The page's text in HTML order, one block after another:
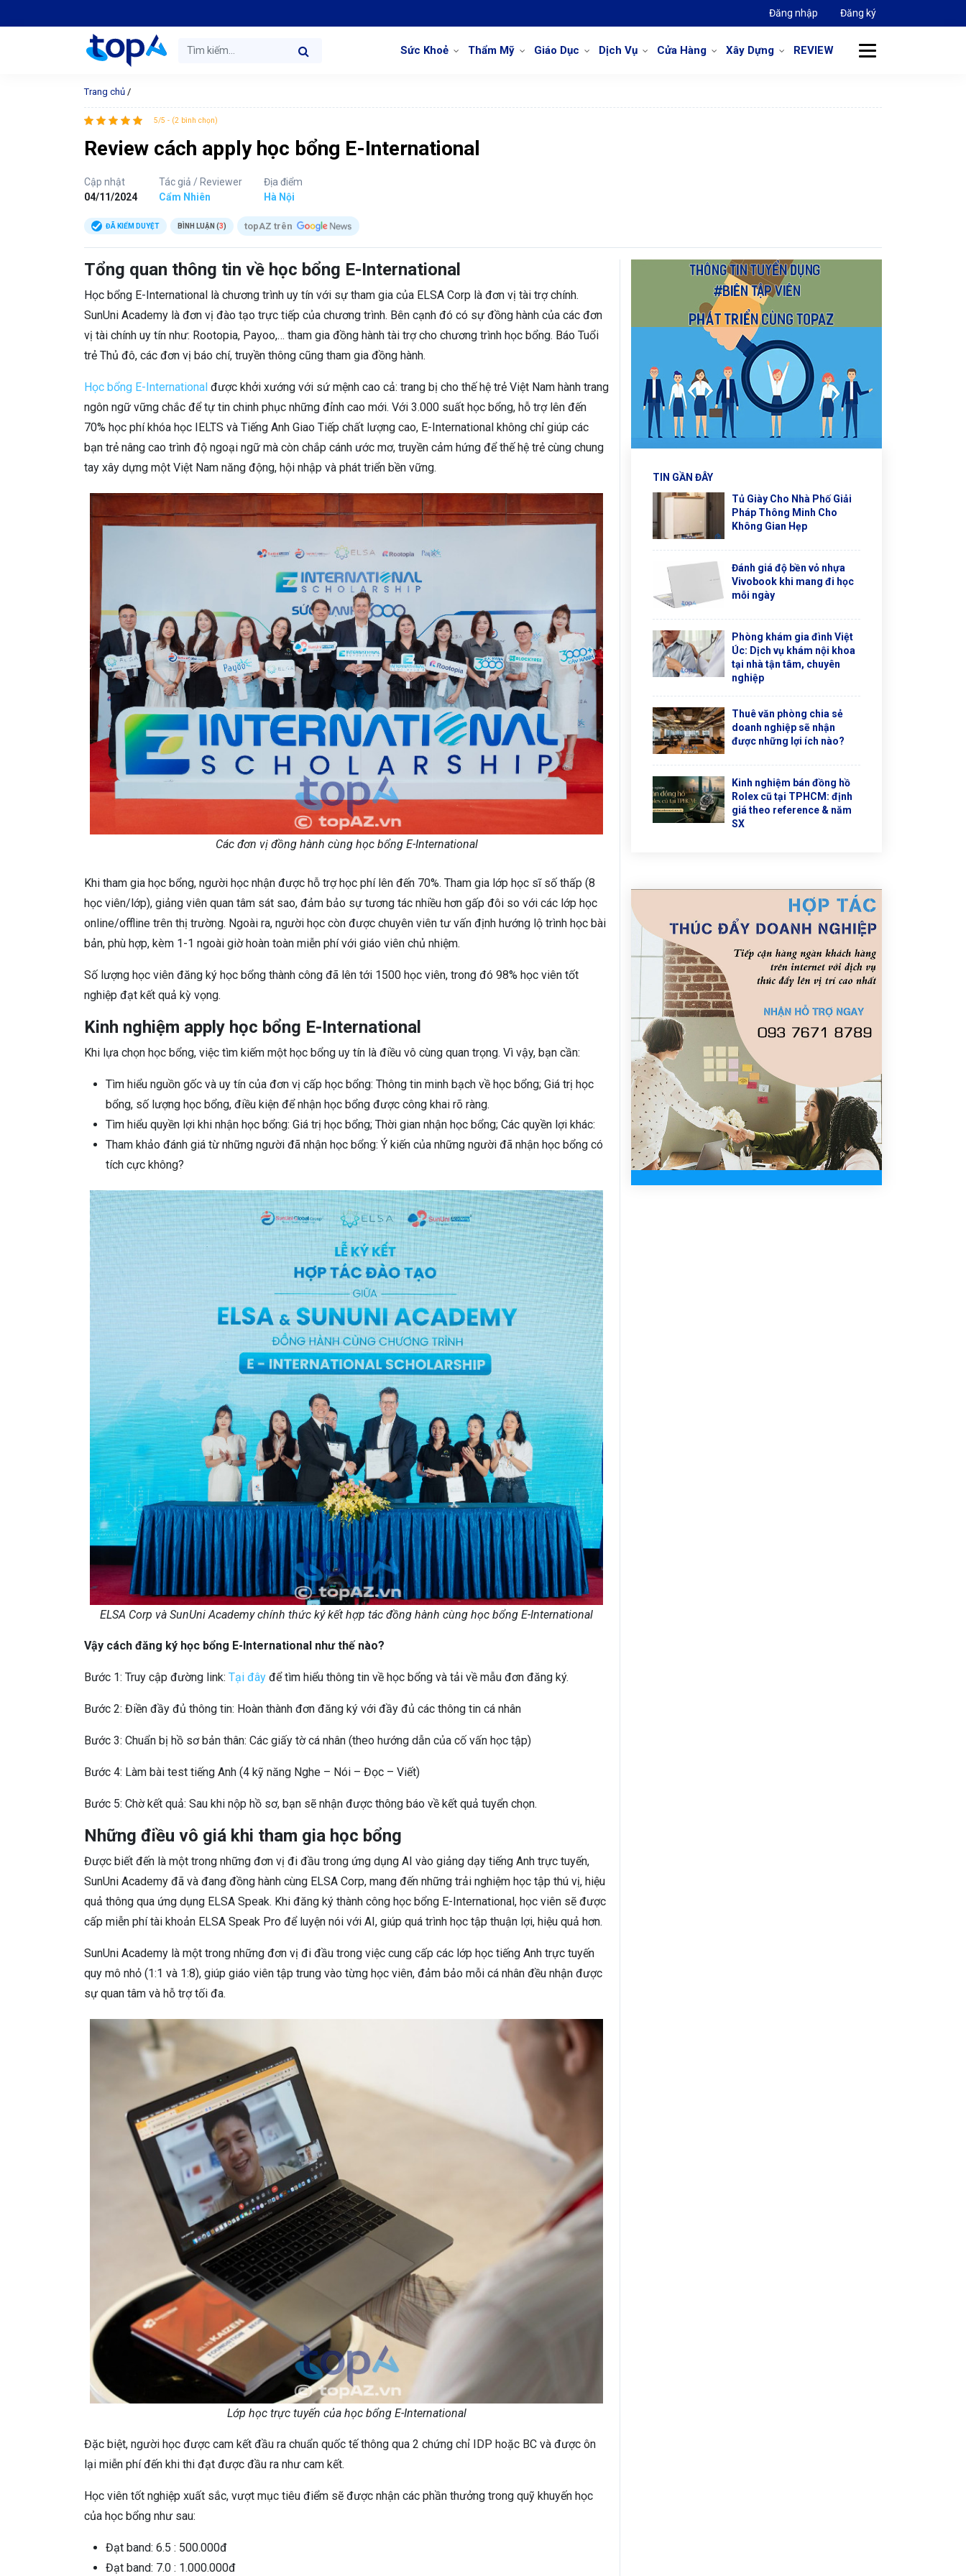
Đăng nhập Đăng ký
Sức Khoẻ Thẩm Mỹ Giáo Dục Dịch Vụ Cửa Hàng Xây Dựng REVIEW
Trang chủ /
5/5 - (2 bình chọn)
Review cách apply học bổng E-International
Cập nhật
04/11/2024
Tác giả / Reviewer
Cẩm Nhiên
Địa điểm
Hà Nội
ĐÃ KIỂM DUYỆT BÌNH LUẬN (3) topAZ trên
Tổng quan thông tin về học bổng E-International
Học bổng E-International là chương trình uy tín với sự tham gia của ELSA Corp là đơn vị tài trợ chính.
SunUni Academy là đơn vị đào tạo trực tiếp của chương trình. Bên cạnh đó có sự đồng hành của các đơn
vị tài chính uy tín như: Rootopia, Payoo,… tham gia đồng hành tài trợ cho chương trình học bổng. Báo Tuổi
trẻ Thủ đô, các đơn vị báo chí, truyền thông cũng tham gia đồng hành.
Học bổng E-International được khởi xướng với sứ mệnh cao cả: trang bị cho thế hệ trẻ Việt Nam hành trang
ngôn ngữ vững chắc để tự tin chinh phục những đỉnh cao mới. Với 3.000 suất học bổng, hỗ trợ lên đến
70% học phí khóa học IELTS và Tiếng Anh Giao Tiếp chất lượng cao, E-International không chỉ giúp các
bạn trẻ nâng cao trình độ ngoại ngữ mà còn chắp cánh ước mơ, truyền cảm hứng để thế hệ trẻ cùng chung
tay xây dựng một Việt Nam năng động, hội nhập và phát triển bền vững.
Các đơn vị đồng hành cùng học bổng E-International
Khi tham gia học bổng, người học nhận được hỗ trợ học phí lên đến 70%. Tham gia lớp học sĩ số thấp (8
học viên/lớp), giảng viên quan tâm sát sao, đảm bảo sự tương tác nhiều hơn gấp đôi so với các lớp học
online/offline trên thị trường. Ngoài ra, người học còn được chuyên viên tư vấn định hướng lộ trình học bài
bản, phù hợp, kèm 1-1 ngoài giờ hoàn toàn miễn phí với giáo viên chủ nhiệm.
Số lượng học viên đăng ký học bổng thành công đã lên tới 1500 học viên, trong đó 98% học viên tốt
nghiệp đạt kết quả kỳ vọng.
Kinh nghiệm apply học bổng E-International
Khi lựa chọn học bổng, việc tìm kiếm một học bổng uy tín là điều vô cùng quan trọng. Vì vậy, bạn cần:
Tìm hiểu nguồn gốc và uy tín của đơn vị cấp học bổng: Thông tin minh bạch về học bổng; Giá trị học
bổng, số lượng học bổng, điều kiện để nhận học bổng được công khai rõ ràng.
Tìm hiểu quyền lợi khi nhận học bổng: Giá trị học bổng; Thời gian nhận học bổng; Các quyền lợi khác:
Tham khảo đánh giá từ những người đã nhận học bổng: Ý kiến của những người đã nhận học bổng có
tích cực không?
ELSA Corp và SunUni Academy chính thức ký kết hợp tác đồng hành cùng học bổng E-International
Vậy cách đăng ký học bổng E-International như thế nào?
Bước 1: Truy cập đường link: Tại đây để tìm hiểu thông tin về học bổng và tải về mẫu đơn đăng ký.
Bước 2: Điền đầy đủ thông tin: Hoàn thành đơn đăng ký với đầy đủ các thông tin cá nhân
Bước 3: Chuẩn bị hồ sơ bản thân: Các giấy tờ cá nhân (theo hướng dẫn của cố vấn học tập)
Bước 4: Làm bài test tiếng Anh (4 kỹ năng Nghe – Nói – Đọc – Viết)
Bước 5: Chờ kết quả: Sau khi nộp hồ sơ, bạn sẽ nhận được thông báo về kết quả tuyển chọn.
Những điều vô giá khi tham gia học bổng
Được biết đến là một trong những đơn vị đi đầu trong ứng dụng AI vào giảng dạy tiếng Anh trực tuyến,
SunUni Academy đã và đang đồng hành cùng ELSA Corp, mang đến những trải nghiệm học tập thú vị, hiệu
quả thông qua ứng dụng ELSA Speak. Khi đăng ký thành công học bổng E-International, học viên sẽ được
cấp miễn phí tài khoản ELSA Speak Pro để luyện nói với AI, giúp quá trình học tập thuận lợi, hiệu quả hơn.
SunUni Academy là một trong những đơn vị đi đầu trong việc cung cấp các lớp học tiếng Anh trực tuyến
quy mô nhỏ (1:1 và 1:8), giúp giáo viên tập trung vào từng học viên, đảm bảo mỗi cá nhân đều nhận được
sự quan tâm và hỗ trợ tối đa.
Lớp học trực tuyến của học bổng E-International
Đặc biệt, người học được cam kết đầu ra chuẩn quốc tế thông qua 2 chứng chỉ IDP hoặc BC và được ôn
lại miễn phí đến khi thi đạt được đầu ra như cam kết.
Học viên tốt nghiệp xuất sắc, vượt mục tiêu điểm sẽ được nhận các phần thưởng trong quỹ khuyến học
của học bổng như sau:
Đạt band: 6.5 : 500.000đ
Đạt band: 7.0 : 1.000.000đ
TIN GẦN ĐÂY
Tủ Giày Cho Nhà Phố Giải
Pháp Thông Minh Cho
Không Gian Hẹp
Đánh giá độ bền vỏ nhựa
Vivobook khi mang đi học
mỗi ngày
Phòng khám gia đình Việt
Úc: Dịch vụ khám nội khoa
tại nhà tận tâm, chuyên
nghiệp
Thuê văn phòng chia sẻ
doanh nghiệp sẽ nhận
được những lợi ích nào?
Kinh nghiệm bán đồng hồ
Rolex cũ tại TPHCM: định
giá theo reference & năm
SX